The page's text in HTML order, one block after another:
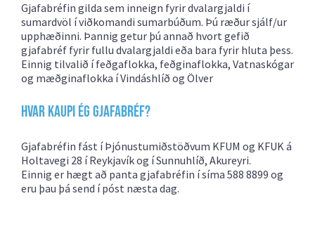
Gjafabréfin gilda sem inneign fyrir dvalargjaldi í
sumardvöl í viðkomandi sumarbúðum. Þú ræður sjálf/ur
upphæðinni. Þannig getur þú annað hvort gefið
gjafabréf fyrir fullu dvalargjaldi eða bara fyrir hluta þess.
Einnig tilvalið í feðgaflokka, feðginaflokka, Vatnaskógar
og mæðginaflokka í Vindáshlíð og Ölver
Hvar kaupi ég gjafabréf?
Gjafabréfin fást í Þjónustumiðstöðvum KFUM og KFUK á
Holtavegi 28 í Reykjavík og í Sunnuhlíð, Akureyri.
Einnig er hægt að panta gjafabréfin í síma 588 8899 og
eru þau þá send í póst næsta dag.